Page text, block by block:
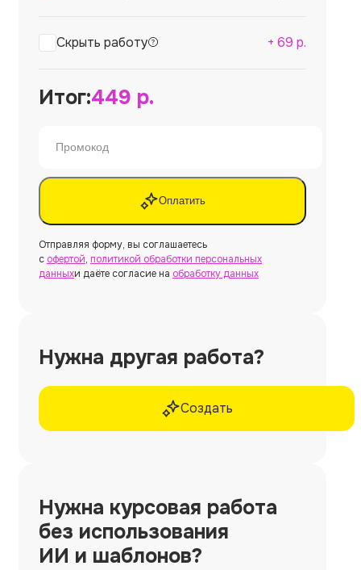
Скрыть работу + 69 р.
Итог:449 р.
Оплатить
Отправляя форму, вы соглашаетесь
с офертой, политикой обработки персональных
данныхи даёте согласие на обработку данных
Нужна другая работа?
Создать
Нужна курсовая работа
без использования
ИИ и шаблонов?